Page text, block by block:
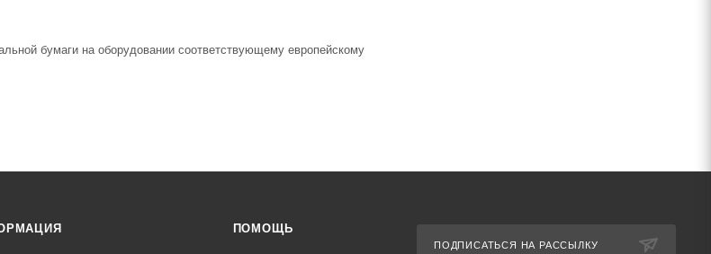
бумаги на оборудовании соответствующему европейскому
ПОМОЩЬ
ПОДПИСАТЬСЯ НА РАССЫЛКУ